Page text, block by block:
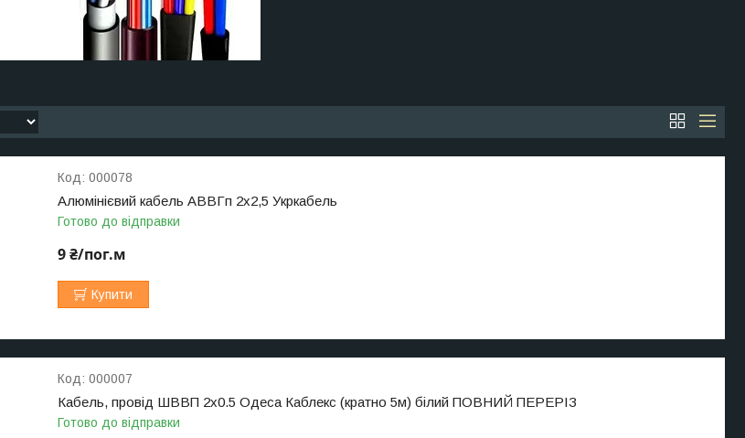
000078
Алюмінієвий кабель АВВГп 2х2,5 Укркабель
Готово до відправки
9 ₴/пог.м
Купити
000007
Кабель, провід ШВВП 2х0.5 Одеса Каблекс (кратно 5м) білий ПОВНИЙ ПЕРЕРІЗ
Готово до відправки